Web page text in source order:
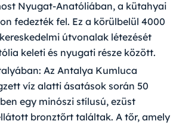
Nyugat-Anatóliában, a kütahyai
fedezték fel. Ez a körülbelül 4000
útvonalak létezését
keleti és nyugati része között.
: Az Antalya Kumluca
víz alatti ásatások során 50
egy minószi stílusú, ezüst
bronztőrt találtak. A tőr, amely